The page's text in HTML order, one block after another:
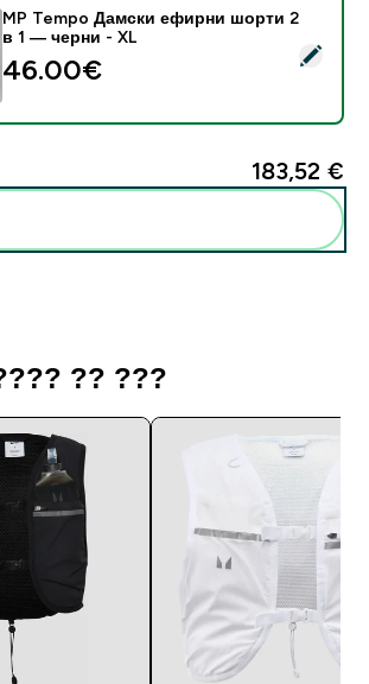
product - MP Tempo Дамски ефирни
MP Tempo Дамски ефирни шорти 2
в 1 — черни - XL
46.00€‎
183,52 €‎
?? ???